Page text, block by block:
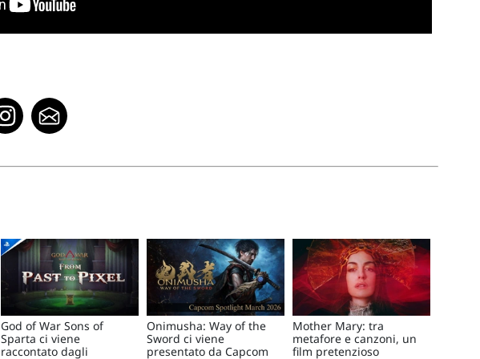
God of War Sons of
Sparta ci viene
raccontato dagli
Onimusha: Way of the
Sword ci viene
presentato da Capcom
Mother Mary: tra
metafore e canzoni, un
film pretenzioso